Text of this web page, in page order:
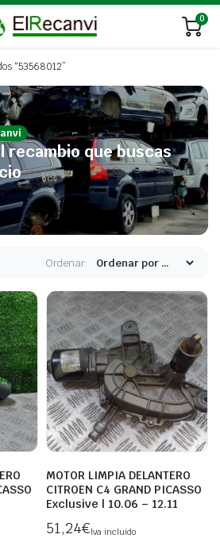
0
“53568012”
recambio que buscas
Ordenar:
MOTOR LIMPIA DELANTERO
CITROEN C4 GRAND PICASSO
Exclusive | 10.06 – 12.11
51,24€Iva incluido